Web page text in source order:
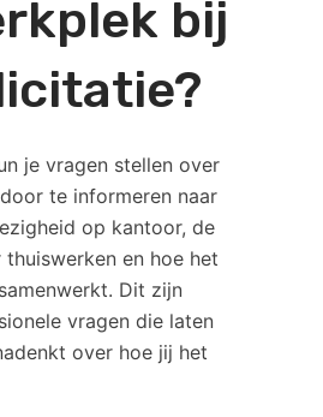
bij
je vragen stellen over
te informeren naar
op kantoor, de
en hoe het
Dit zijn
vragen die laten
over hoe jij het